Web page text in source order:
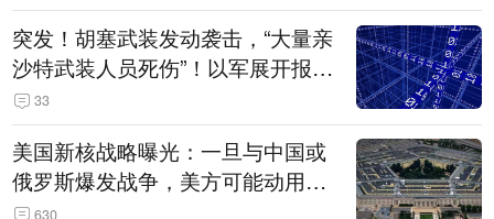
突发！胡塞武装发动袭击，“大量亲
沙特武装人员死伤”！以军展开报复
性空袭
33
美国新核战略曝光：一旦与中国或
俄罗斯爆发战争，美方可能动用战
术核武器
630